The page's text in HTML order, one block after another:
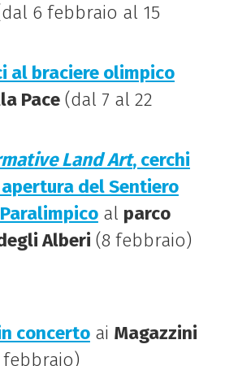
6 febbraio al 15
al braciere olimpico
Pace(dal 7 al 22
Land Art, cerchi
del Sentiero
al parco
Alberi (8 febbraio)
concertoai Magazzini
febbraio)